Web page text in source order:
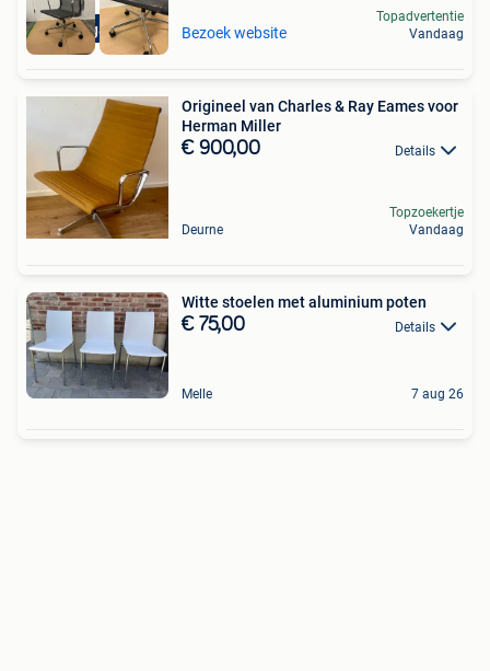
5 jaar garantie Bezoek website
Topadvertentie
Vandaag
Origineel van Charles & Ray Eames voor
Herman Miller
€ 900,00 Details
Deurne
Topzoekertje
Vandaag
Witte stoelen met aluminium poten
€ 75,00 Details
Melle 7 aug 26